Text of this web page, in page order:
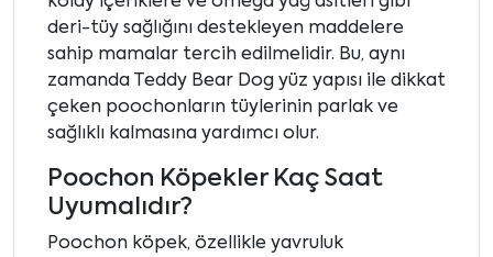
deri-tüy sağlığını destekleyen maddelere
sahip mamalar tercih edilmelidir. Bu, aynı
zamanda Teddy Bear Dog yüz yapısı ile dikkat
çeken poochonların tüylerinin parlak ve
sağlıklı kalmasına yardımcı olur.
Poochon Köpekler Kaç Saat
Uyumalıdır?
Poochon köpek, özellikle yavruluk